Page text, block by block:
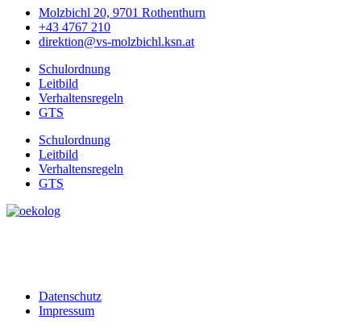
Molzbichl 20, 9701 Rothenthurn
+43 4767 210
direktion@vs-molzbichl.ksn.at
Schulordnung
Leitbild
Verhaltensregeln
GTS
Schulordnung
Leitbild
Verhaltensregeln
GTS
Datenschutz
Impressum